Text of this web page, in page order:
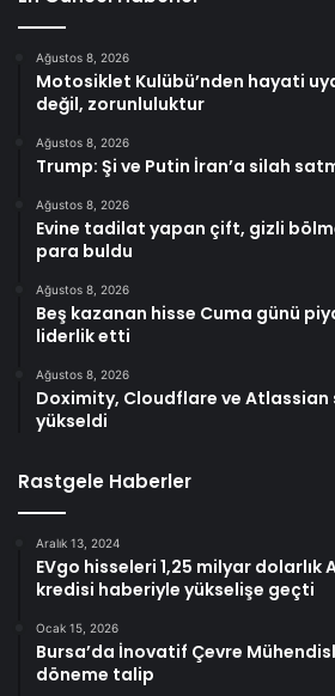
Ağustos 8, 2026
Motosiklet Kulübü’nden hayati
değil, zorunluluktur
Ağustos 8, 2026
Trump: Şi ve Putin İran’a silah
Ağustos 8, 2026
Evine tadilat yapan çift, gizli
para buldu
Ağustos 8, 2026
Beş kazanan hisse Cuma günü
liderlik etti
Ağustos 8, 2026
Doximity, Cloudflare ve Atlassian
yükseldi
Rastgele Haberler
Aralık 13, 2024
EVgo hisseleri 1,25 milyar dolarlık
kredisi haberiyle yükselişe geçti
Ocak 15, 2026
Bursa’da İnovatif Çevre
döneme talip